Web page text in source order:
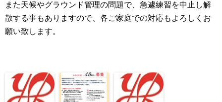
また天候やグラウンド管理の問題で、急遽練習を中止し解
散する事もありますので、各ご家庭での対応もよろしくお
願い致します。